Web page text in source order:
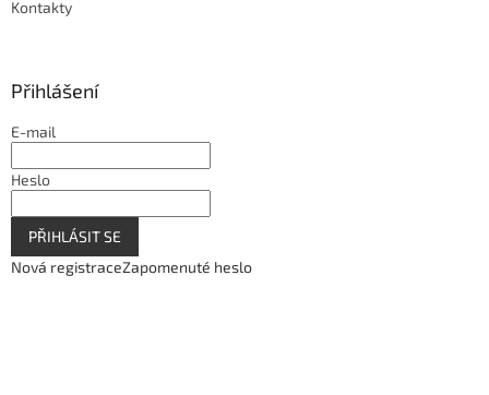
Kontakty
Přihlášení
E-mail
Heslo
PŘIHLÁSIT SE
Nová registraceZapomenuté heslo